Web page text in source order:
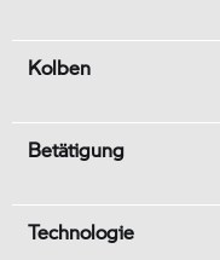
Kolben
Betätigung
Technologie